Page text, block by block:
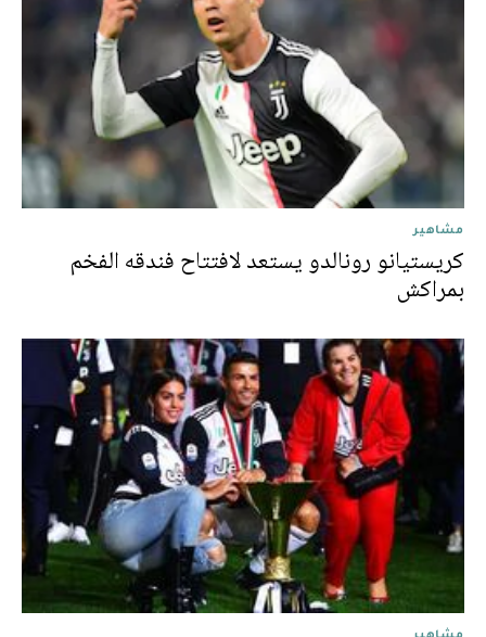
مشاهير
كريستيانو رونالدو يستعد لافتتاح فندقه الفخم
بمراكش
مشاهير